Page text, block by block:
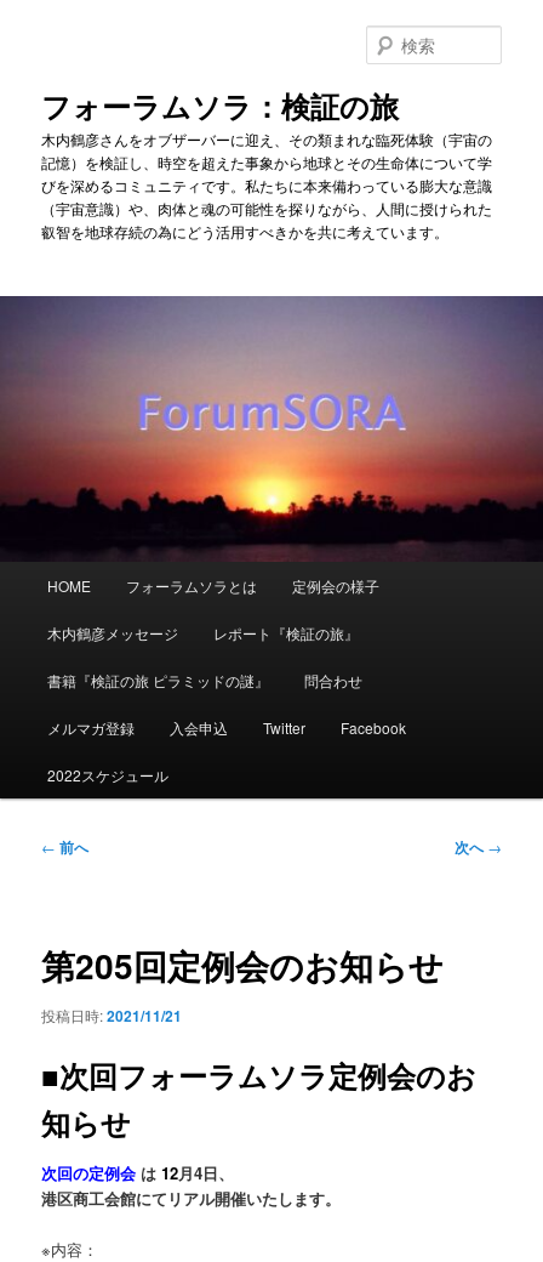
フォーラムソラ：検証の旅
木内鶴彦さんをオブザーバーに迎え、その類まれな臨死体験（宇宙の
記憶）を検証し、時空を超えた事象から地球とその生命体について学
びを深めるコミュニティです。私たちに本来備わっている膨大な意識
（宇宙意識）や、肉体と魂の可能性を探りながら、人間に授けられた
叡智を地球存続の為にどう活用すべきかを共に考えています。
索
HOME フォーラムソラとは 定例会の様子
木内鶴彦メッセージ レポート『検証の旅』
書籍『検証の旅 ピラミッドの謎』 問合わせ
メルマガ登録 入会申込 Twitter Facebook
2022スケジュール
投
ゲ
ー
ョ
← 前へ 次へ→
第205回定例会のお知らせ
投稿日時:2021/11/21
■次回フォーラムソラ定例会のお
知らせ
次回の定例会 は 12月4日、
港区商工会館にてリアル開催いたします。
※内容：